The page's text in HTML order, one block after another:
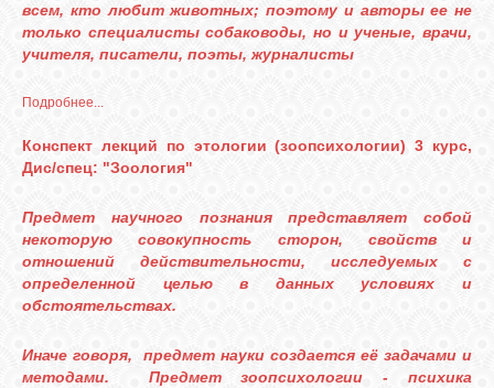
всем, кто любит животных; поэтому и авторы ее не
только специалисты собаководы, но и ученые, врачи,
учителя, писатели, поэты, журналисты
Подробнее...
Конспект лекций по этологии (зоопсихологии) 3 курс,
Дис/спец: "Зоология"
Предмет научного познания представляет собой
некоторую совокупность сторон, свойств и
отношений действительности, исследуемых с
определенной целью в данных условиях и
обстоятельствах.
Иначе говоря, предмет науки создается её задачами и
методами. Предмет зоопсихологии - психика